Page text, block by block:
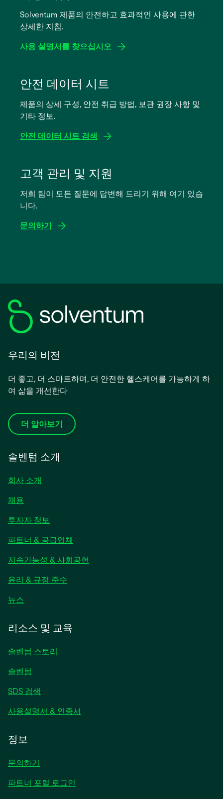
Solventum 제품의 안전하고 효과적인 사용에 관한
상세한 지침.
사용 설명서를 찾으십시오
안전 데이터 시트
제품의 상세 구성, 안전 취급 방법, 보관 권장 사항 및
기타 정보.
안전 데이터 시트 검색
고객 관리 및 지원
저희 팀이 모든 질문에 답변해 드리기 위해 여기 있습
니다.
문의하기
우리의 비전
더 좋고, 더 스마트하며, 더 안전한 헬스케어를 가능하게 하
여 삶을 개선한다
더 알아보기
솔벤텀 소개
회사 소개
채용
투자자 정보
에
서
림
파트너 & 공급업체
지속가능성 & 사회공헌
윤리 & 규정 준수
뉴스
에
서
열
림
리소스 및 교육
솔벤텀 스토리
솔벤텀
SDS 검색
사용설명서 & 인증서
정보
문의하기
파트너 포털 로그인